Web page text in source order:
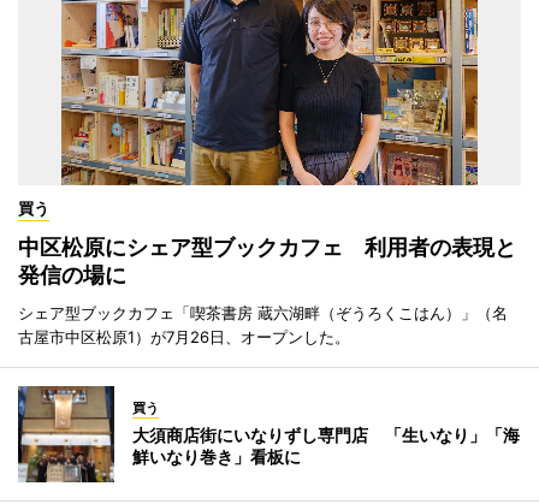
買う
中区松原にシェア型ブックカフェ 利用者の表現と
発信の場に
シェア型ブックカフェ「喫茶書房 蔵六湖畔（ぞうろくこはん）」（名
古屋市中区松原1）が7月26日、オープンした。
買う
大須商店街にいなりずし専門店 「生いなり」「海
鮮いなり巻き」看板に